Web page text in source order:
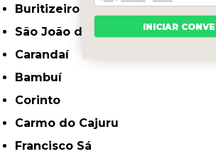
Buritizeiro
São João do Paraíso
Carandaí
Bambuí
Corinto
Carmo do Cajuru
Francisco Sá
INICIAR